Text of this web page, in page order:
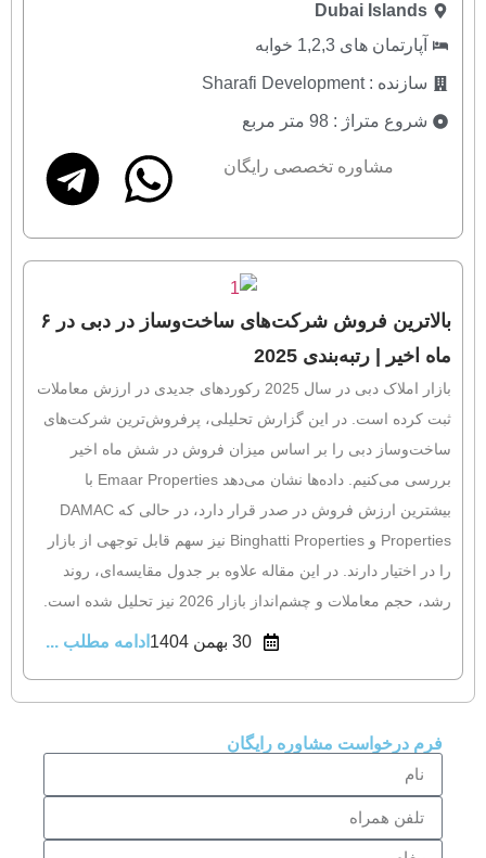
Dubai Islands
آپارتمان های 1,2,3 خوابه
سازنده : Sharafi Development
شروع متراژ : 98 متر مربع
مشاوره تخصصی رایگان
بالاترین فروش شرکت‌های ساخت‌وساز در دبی در ۶
ماه اخیر | رتبه‌بندی 2025
بازار املاک دبی در سال 2025 رکوردهای جدیدی در ارزش معاملات
ثبت کرده است. در این گزارش تحلیلی، پرفروش‌ترین شرکت‌های
ساخت‌وساز دبی را بر اساس میزان فروش در شش ماه اخیر
بررسی می‌کنیم. داده‌ها نشان می‌دهد Emaar Properties با
بیشترین ارزش فروش در صدر قرار دارد، در حالی که DAMAC
Properties و Binghatti Properties نیز سهم قابل توجهی از بازار
را در اختیار دارند. در این مقاله علاوه بر جدول مقایسه‌ای، روند
رشد، حجم معاملات و چشم‌انداز بازار 2026 نیز تحلیل شده است.
ادامه مطلب ... 30 بهمن 1404
فرم درخواست مشاوره رایگان